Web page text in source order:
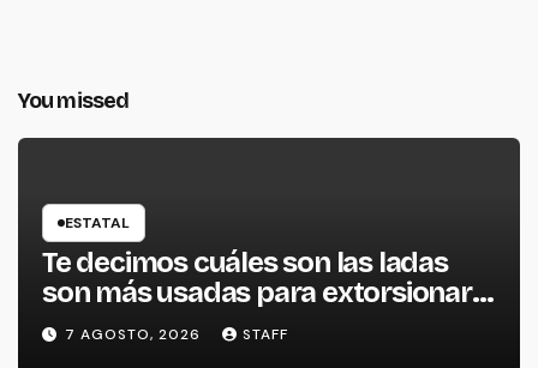
You missed
ESTATAL
Te decimos cuáles son las ladas
son más usadas para extorsionar
en Michoacán
7 AGOSTO, 2026 STAFF